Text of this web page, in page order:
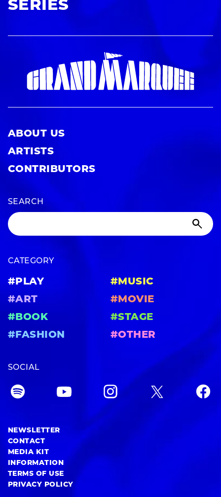
SERIES
ABOUT US
ARTISTS
CONTRIBUTORS
SEARCH
CATEGORY
#PLAY
#MUSIC
#ART
#MOVIE
#BOOK
#STAGE
#FASHION
#OTHER
SOCIAL
NEWSLETTER
CONTACT
MEDIA KIT
INFORMATION
TERMS OF USE
PRIVACY POLICY